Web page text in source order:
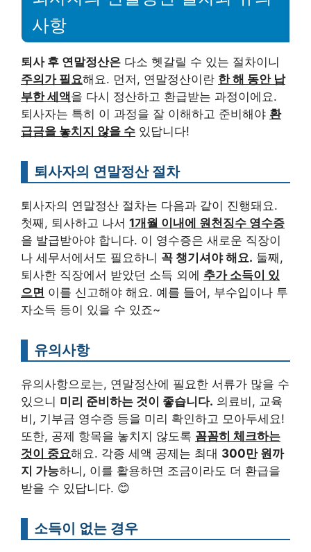
사항
퇴사 후 연말정산은 다소 헷갈릴 수 있는 절차이니
주의가 필요해요. 먼저, 연말정산이란 한 해 동안 납
부한 세액을 다시 정산하고 환급받는 과정이에요.
퇴사자는 특히 이 과정을 잘 이해하고 준비해야 환
급금을 놓치지 않을 수 있답니다!
퇴사자의 연말정산 절차
퇴사자의 연말정산 절차는 다음과 같이 진행돼요.
첫째, 퇴사하고 나서 1개월 이내에 원천징수 영수증
을 발급받아야 합니다. 이 영수증은 새로운 직장이
나 세무서에서도 필요하니 꼭 챙기셔야 해요. 둘째,
퇴사한 직장에서 받았던 소득 외에 추가 소득이 있
으면 이를 신고해야 해요. 예를 들어, 부수입이나 투
자소득 등이 있을 수 있죠~
유의사항
유의사항으로는, 연말정산에 필요한 서류가 많을 수
있으니 미리 준비하는 것이 좋습니다. 의료비, 교육
비, 기부금 영수증 등을 미리 확인하고 모아두세요!
또한, 공제 항목을 놓치지 않도록 꼼꼼히 체크하는
것이 중요해요. 각종 세액 공제는 최대 300만 원까
지 가능하니, 이를 활용하면 조금이라도 더 환급을
받을 수 있답니다. 😊
소득이 없는 경우